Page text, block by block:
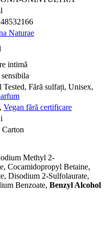
Naturae
intimă
Tested, Fără sulfați, Unisex,
, Vegan fără certificare
Carton
Methyl 2-
Cocamidopropyl Betaine,
Disodium 2-Sulfolaurate,
Benzoate, Benzyl Alcohol